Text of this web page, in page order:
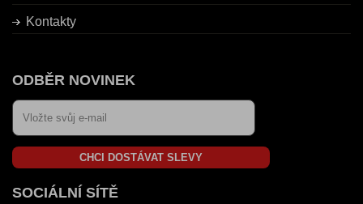
Kontakty
ODBĚR NOVINEK
CHCI DOSTÁVAT SLEVY
SOCIÁLNÍ SÍTĚ